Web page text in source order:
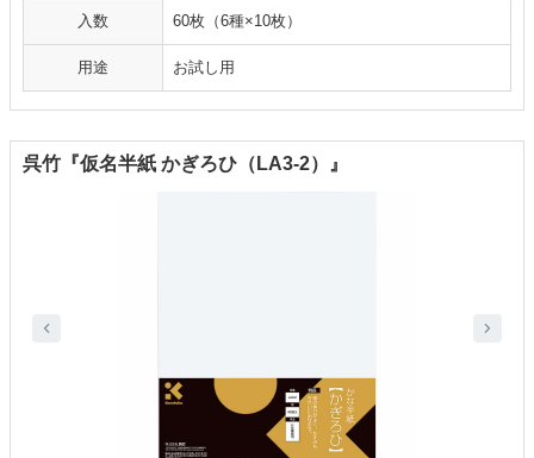
入数 60枚（6種×10枚）
用途 お試し用
呉竹『仮名半紙 かぎろひ（LA3-2）』